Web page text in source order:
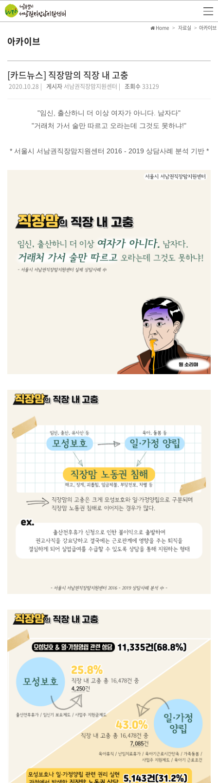
아카이브
Home 자료실 아카이브
[카드뉴스] 직장맘의 직장 내 고충
2020.10.28 | 게시자 서남권직장맘지원센터 | 조회수33129
"임신, 출산하니 더 이상 여자가 아니다. 남자다"
"거래처 가서 술만 따르고 오라는데 그것도 못하냐!"
* 서울시 서남권직장맘지원센터 2016 - 2019 상담사례 분석 기반 *